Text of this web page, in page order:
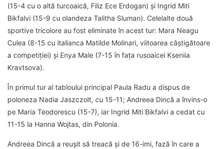
(15-4 cu o altă turcoaică, Filiz Ece Erdogan) și Ingrid Miti
Bikfalvi (15-9 cu olandeza Talitha Sluman). Celelalte două
sportive tricolore au fost eliminate în acest tur: Mara Neagu
Culea (8-15 cu italianca Matilde Molinari, viitoarea câștigătoare
a competiției) și Enya Male (7-15 în fața rusoaicei Kseniia
Kravtsova).
În primul tur al tabloului principal Paula Radu a dispus de
poloneza Nadia Jaszczolt, cu 15-11; Andreea Dincă a învins-o
pe Maria Teodorescu (15-7), iar Ingrid Miti Bikfalvi a cedat cu
11-15 la Hanna Wojtas, din Polonia.
Andreea Dincă a reușit să treacă și de 16-imi, fază în care a